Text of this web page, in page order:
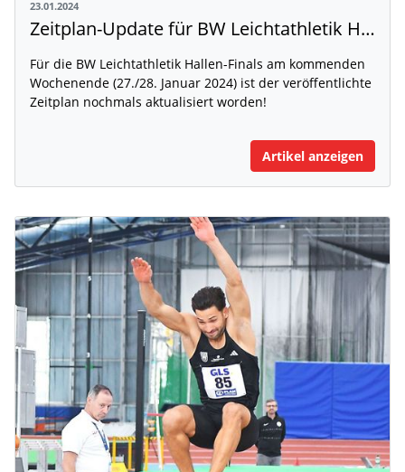
23.01.2024
Zeitplan-Update für BW Leichtathletik Hallen-Finals
Für die BW Leichtathletik Hallen-Finals am kommenden
Wochenende (27./28. Januar 2024) ist der veröffentlichte
Zeitplan nochmals aktualisiert worden!
Artikel anzeigen